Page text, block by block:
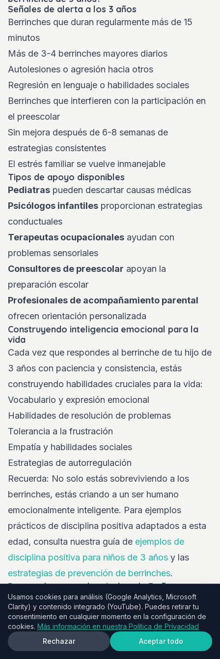
Señales de alerta a los 3 años
Berrinches que duran regularmente más de 15
minutos
Más de 3-4 berrinches mayores diarios
Autolesiones o agresión hacia otros
Regresión en lenguaje o habilidades sociales
Berrinches que interfieren con la participación en
el preescolar
Sin mejora después de 6-8 semanas de
estrategias consistentes
El estrés familiar se vuelve inmanejable
Tipos de apoyo disponibles
Pediatras pueden descartar causas médicas
Psicólogos infantiles proporcionan estrategias
conductuales
Terapeutas ocupacionales ayudan con
problemas sensoriales
Consultores de preescolar apoyan la
preparación escolar
Profesionales de acompañamiento parental
ofrecen orientación personalizada
Construyendo inteligencia emocional para la
vida
Cada vez que respondes al berrinche de tu hijo de
3 años con paciencia y consistencia, estás
construyendo habilidades cruciales para la vida:
Vocabulario y expresión emocional
Habilidades de resolución de problemas
Tolerancia a la frustración
Empatía y habilidades sociales
Estrategias de autorregulación
Recuerda: No solo estás sobreviviendo a los
berrinches, estás criando a un ser humano
emocionalmente inteligente. Para ejemplos
prácticos de disciplina positiva adaptados a esta
edad, consulta nuestra guía de ejemplos de
disciplina positiva para niños de 3 años y las
estrategias de prevención de berrinches.
Puntos clave para berrinches de 3 años
✅Los berrinches a los 3 años siguen siendo
normalespero deberían estar disminuyendo
desde los 2 años ✅Tu hijo entiende más de lo
que puede controlar
emocionalmente ✅La
Usamos cookies para análisis (Google Analytics, Microsoft
Clarity) y contenido integrado (YouTube). Puedes retirar tu
consentimiento en cualquier momento en la configuración de
cookies. Más información en nuestra Política de Privacidad
Rechazar
Aceptar todo